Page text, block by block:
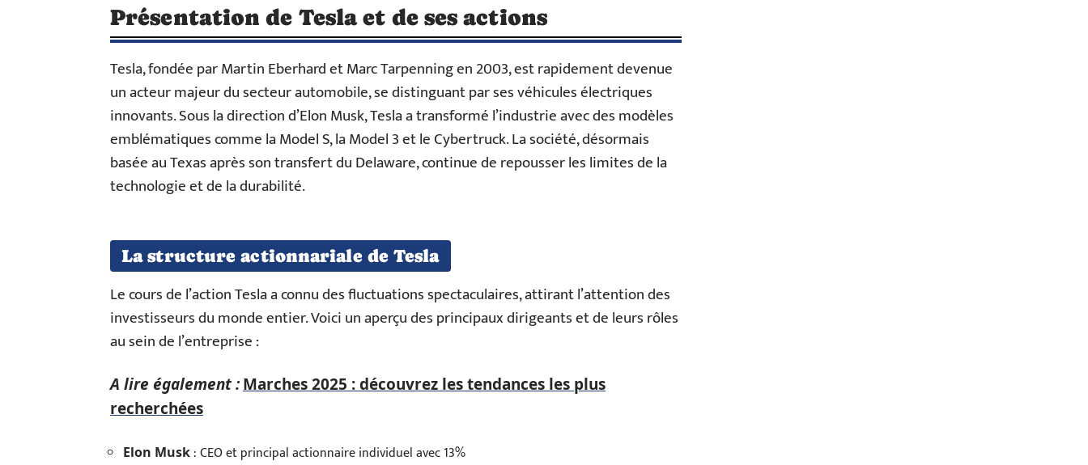
Présentation de Tesla et de ses actions
Tesla, fondée par Martin Eberhard et Marc Tarpenning en 2003, est rapidement devenue
un acteur majeur du secteur automobile, se distinguant par ses véhicules électriques
innovants. Sous la direction d’Elon Musk, Tesla a transformé l’industrie avec des modèles
emblématiques comme la Model S, la Model 3 et le Cybertruck. La société, désormais
basée au Texas après son transfert du Delaware, continue de repousser les limites de la
technologie et de la durabilité.
La structure actionnariale de Tesla
Le cours de l’action Tesla a connu des fluctuations spectaculaires, attirant l’attention des
investisseurs du monde entier. Voici un aperçu des principaux dirigeants et de leurs rôles
au sein de l’entreprise :
A lire également :Marches 2025 : découvrez les tendances les plus
recherchées
Elon Musk : CEO et principal actionnaire individuel avec 13%